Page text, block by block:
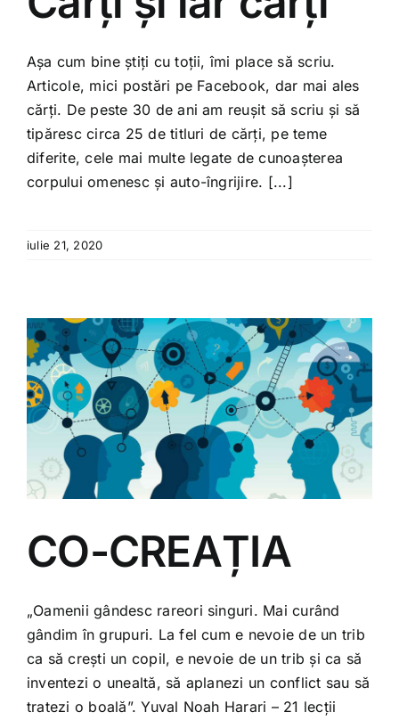
Așa cum bine știți cu toții, îmi place să scriu.
Articole, mici postări pe Facebook, dar mai ales
cărți. De peste 30 de ani am reușit să scriu și să
tipăresc circa 25 de titluri de cărți, pe teme
diferite, cele mai multe legate de cunoașterea
corpului omenesc și auto-îngrijire. [...]
iulie 21, 2020
CO-CREAȚIA
„Oamenii gândesc rareori singuri. Mai curând
gândim în grupuri. La fel cum e nevoie de un trib
ca să crești un copil, e nevoie de un trib și ca să
inventezi o unealtă, să aplanezi un conflict sau să
tratezi o boală”. Yuval Noah Harari – 21 lecții